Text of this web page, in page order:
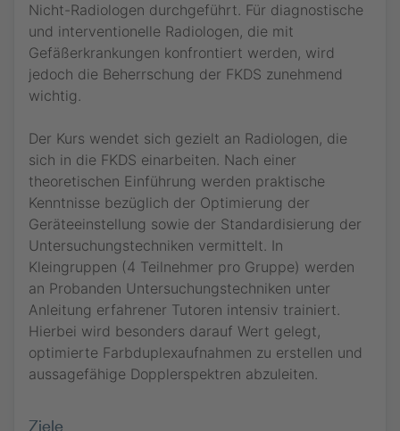
Jetzt teilnehmen
Bitte loggen Sie sich ein, um Ihre Teilnahme an diesem
Webinar zu bestätigen. Sie sind dann vorgemerkt und
werden, falls das Webinar innerhalb der nächsten 10
Minuten beginnt, sofort weitergeleitet.
Findet das Webinar zu einem späteren Zeitpunkt statt,
kommen Sie kurz vor Beginn des Webinars erneut, um am
Webinar teilzunehmen.
RadiSSO-Login
Kongressteilnehmer.
Als Teilnehmer am RÖKO DIGITAL des 105. Deutscher
Röntgenkongresses und 10. Gemeinsamer Kongress von
DRG und ÖRG loggen Sie sich bitte ein, um an dieser
Nicht-Radiologen durchgeführt. Für diagnostische
und interventionelle Radiologen, die mit
Gefäßerkrankungen konfrontiert werden, wird
jedoch die Beherrschung der FKDS zunehmend
wichtig.
Der Kurs wendet sich gezielt an Radiologen, die
sich in die FKDS einarbeiten. Nach einer
theoretischen Einführung werden praktische
Kenntnisse bezüglich der Optimierung der
Geräteeinstellung sowie der Standardisierung der
Untersuchungstechniken vermittelt. In
Kleingruppen (4 Teilnehmer pro Gruppe) werden
an Probanden Untersuchungstechniken unter
Anleitung erfahrener Tutoren intensiv trainiert.
Hierbei wird besonders darauf Wert gelegt,
optimierte Farbduplexaufnahmen zu erstellen und
aussagefähige Dopplerspektren abzuleiten.
Ziele